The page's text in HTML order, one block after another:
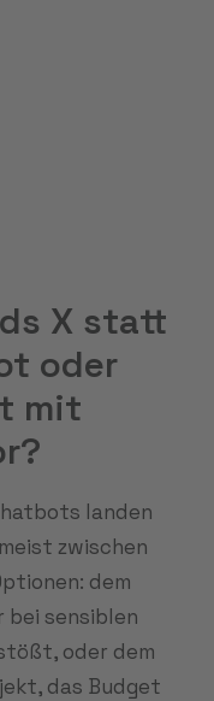
X statt
oder
mit
landen
zwischen
dem
bei sensiblen
oder dem
das Budget